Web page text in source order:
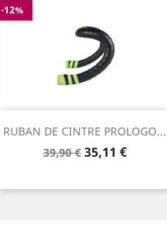
RUBAN DE CINTRE PROLOGO...
Prix
39,90 €
-12%
Prix
35,11 €